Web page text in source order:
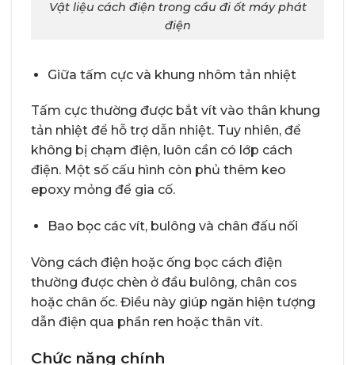
Vật liệu cách điện trong cầu đi ốt máy phát
điện
Giữa tấm cực và khung nhôm tản nhiệt
Tấm cực thường được bắt vít vào thân khung
tản nhiệt để hỗ trợ dẫn nhiệt. Tuy nhiên, để
không bị chạm điện, luôn cần có lớp cách
điện. Một số cấu hình còn phủ thêm keo
epoxy mỏng để gia cố.
Bao bọc các vít, bulông và chân đấu nối
Vòng cách điện hoặc ống bọc cách điện
thường được chèn ở đầu bulông, chân cos
hoặc chân ốc. Điều này giúp ngăn hiện tượng
dẫn điện qua phần ren hoặc thân vít.
Chức năng chính